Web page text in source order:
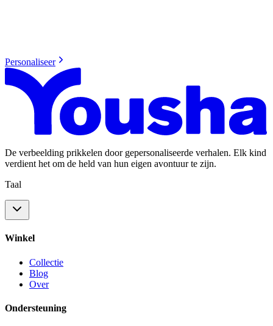
Personaliseer
De verbeelding prikkelen door gepersonaliseerde verhalen. Elk kind
verdient het om de held van hun eigen avontuur te zijn.
Taal
Winkel
Collectie
Blog
Over
Ondersteuning